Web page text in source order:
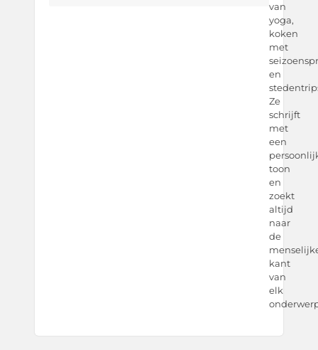
van
yoga,
koken
met
en
Ze
schrijft
met
een
toon
en
zoekt
altijd
naar
de
kant
van
elk